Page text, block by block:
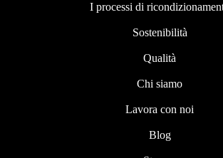
I processi di
Sostenibilità
Qualità
Chi siamo
Lavora con noi
Blog